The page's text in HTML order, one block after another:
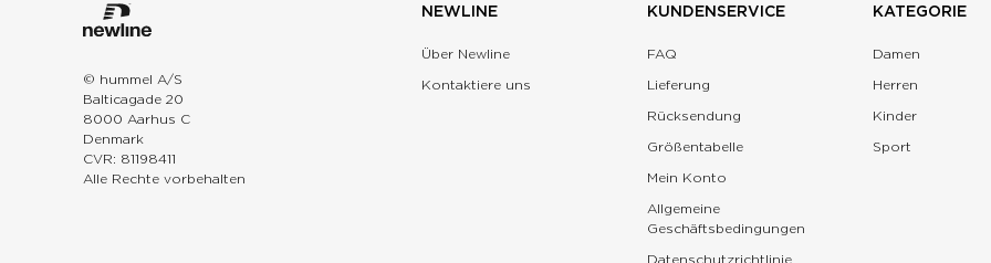
© hummel A/S
Balticagade 20
8000 Aarhus C
Denmark
CVR: 81198411
Alle Rechte vorbehalten
NEWLINE
Über Newline
Kontaktiere uns
KUNDENSERVICE
FAQ
Lieferung
Rücksendung
Größentabelle
Mein Konto
Allgemeine
Geschäftsbedingungen
Datenschutzrichtlinie
KATEGORIE
Damen
Herren
Kinder
Sport